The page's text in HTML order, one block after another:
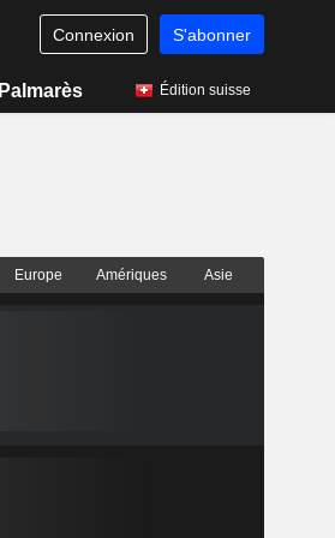
Connexion S'abonner
Palmarès Édition suisse
Europe Amériques Asie